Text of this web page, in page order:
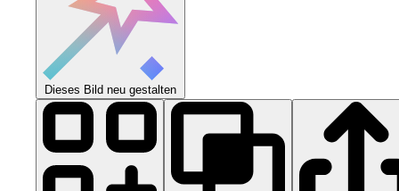
Dieses Bild neu gestalten